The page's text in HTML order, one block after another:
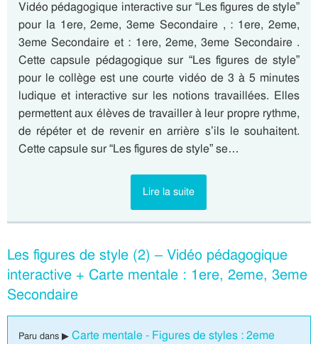
Vidéo pédagogique interactive sur “Les figures de style”
pour la 1ere, 2eme, 3eme Secondaire , : 1ere, 2eme,
3eme Secondaire et : 1ere, 2eme, 3eme Secondaire .
Cette capsule pédagogique sur “Les figures de style”
pour le collège est une courte vidéo de 3 à 5 minutes
ludique et interactive sur les notions travaillées. Elles
permettent aux élèves de travailler à leur propre rythme,
de répéter et de revenir en arrière s’ils le souhaitent.
Cette capsule sur “Les figures de style” se…
Lire la suite
Les figures de style (2) – Vidéo pédagogique
interactive + Carte mentale : 1ere, 2eme, 3eme
Secondaire
Paru dans ▶ Carte mentale - Figures de styles : 2eme